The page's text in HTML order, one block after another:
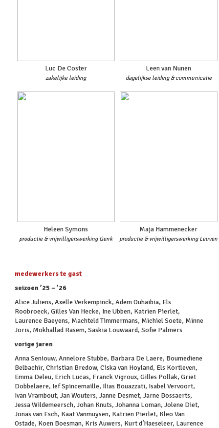
Luc De Coster
zakelijke leiding
Leen van Nunen
dagelijkse leiding & communicatie
Heleen Symons
productie & vrijwilligerswerking Genk
Maja Hammenecker
productie & vrijwilligerswerking Leuven
medewerkers te gast
seizoen ’25 – ’26
Alice Juliens, Axelle Verkempinck, Adem Ouhaibia, Els
Roobroeck, Gilles Van Hecke, Ine Ubben, Katrien Pierlet,
Laurence Baeyens, Machteld Timmermans, Michiel Soete, Minne
Joris, Mokhallad Rasem, Saskia Louwaard, Sofie Palmers
vorige jaren
Anna Seniouw, Annelore Stubbe, Barbara De Laere, Boumediene
Belbachir, Christian Bredow, Ciska van Hoyland, Els Kortleven,
Emma Deleu, Erich Lucas, Franck Vigroux, Gilles Pollak, Griet
Dobbelaere, Ief Spincemaille, Ilias Bouazzati, Isabel Vervoort,
Ivan Vrambout, Jan Wouters, Janne Desmet, Jarne Bossaerts,
Jessa Wildemeersch, Johan Knuts, Johanna Loman, Jolene Diet,
Jonas van Esch, Kaat Vanmuysen, Katrien Pierlet, Kleo Van
Ostade, Koen Boesman, Kris Auwers, Kurt d’Haeseleer, Laurence